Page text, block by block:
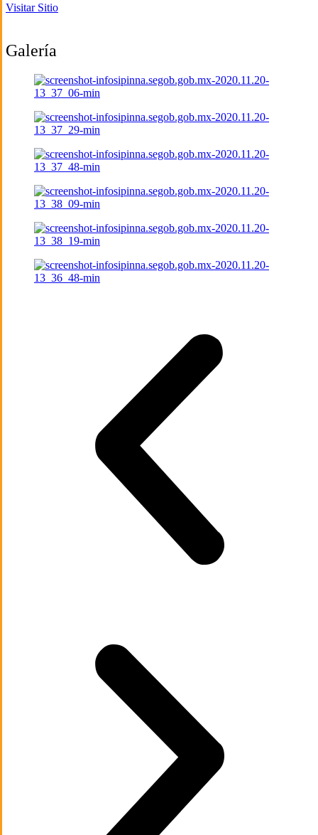
Visitar Sitio
Galería